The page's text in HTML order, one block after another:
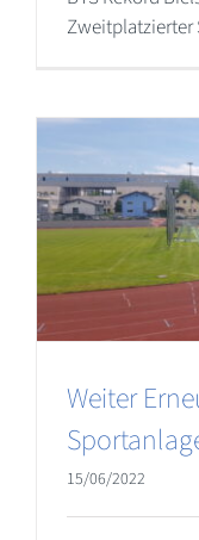
Zweitplatzierter
Weiter
15/06/2022